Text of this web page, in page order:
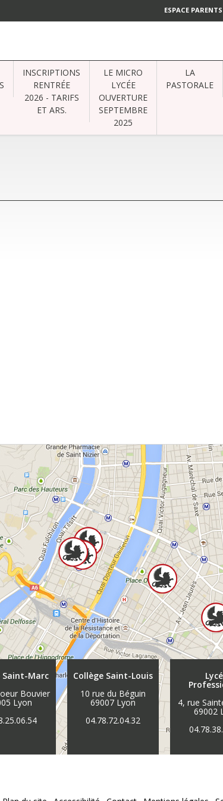
ESPACE PARENTS
INSCRIPTIONS
RENTRÉE
2026 - TARIFS
ET ARS.
LE MICRO
LYCÉE
OUVERTURE
SEPTEMBRE
2025
LA
PASTORALE
Saint-Marc
Bouvier
Lyon
Collège Saint-Louis
10 rue du Béguin
69007 Lyon
04.78.72.04.32
4, rue
69002